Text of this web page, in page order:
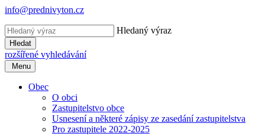
info@prednivyton.cz
Hledaný výraz
Hledat
rozšířené vyhledávání
Menu
Obec
O obci
Zastupitelstvo obce
Usnesení a některé zápisy ze zasedání zastupitelstva
Pro zastupitele 2022-2025